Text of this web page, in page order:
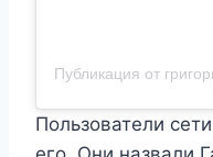
Пользователи